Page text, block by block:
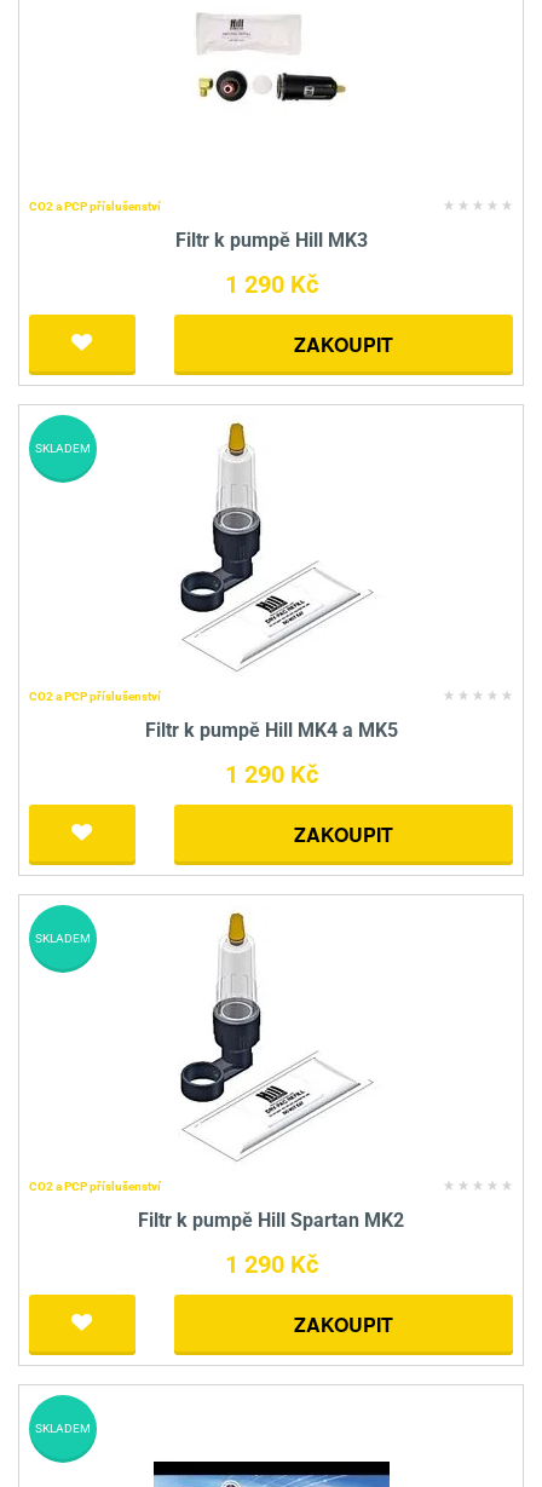
CO2 a PCP příslušenství
Filtr k pumpě Hill MK3
1 290 Kč
ZAKOUPIT
CO2 a PCP příslušenství
Filtr k pumpě Hill MK4 a MK5
1 290 Kč
ZAKOUPIT
SKLADEM
CO2 a PCP příslušenství
Filtr k pumpě Hill Spartan MK2
1 290 Kč
ZAKOUPIT
SKLADEM
SKLADEM